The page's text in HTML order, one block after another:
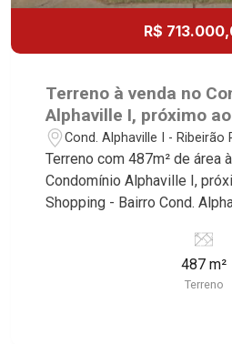
R$
Terreno à venda no
Alphaville I, próximo
Shopping - Ribeirão
Cond. Alphaville I - Ribeirão
Terreno com 487m² de área
Condomínio Alphaville I,
Shopping - Bairro Cond.
imóvel que a Martinelli
Condomínio fechado -
487 m²
Terreno